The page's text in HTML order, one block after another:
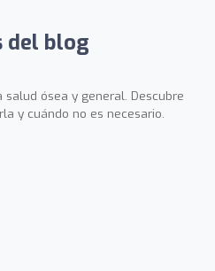
del blog
ósea y general. Descubre
y cuándo no es necesario.